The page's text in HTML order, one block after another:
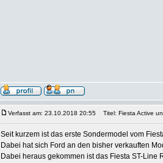
Verfasst am: 23.10.2018 20:55 Titel: Fiesta Active
Seit kurzem ist das erste Sondermodel vom
Dabei hat sich Ford an den bisher verkauften
Dabei heraus gekommen ist das Fiesta ST-Line